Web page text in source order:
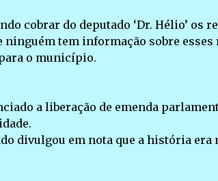
cobrar do deputado ‘Dr. Hélio’ os
tem informação sobre esses
o município.
a liberação de emenda
divulgou em nota que a história era